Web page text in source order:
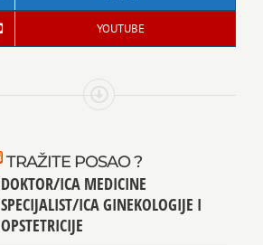
YOUTUBE
TRAŽITE POSAO ?
DOKTOR/ICA MEDICINE
SPECIJALIST/ICA GINEKOLOGIJE I
OPSTETRICIJE